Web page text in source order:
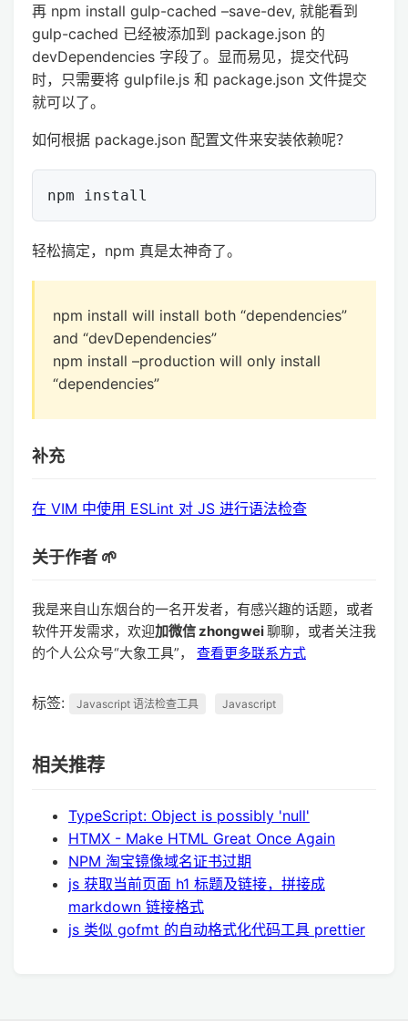
再 npm install gulp-cached –save-dev, 就能看到
gulp-cached 已经被添加到 package.json 的
devDependencies 字段了。显而易见，提交代码
时，只需要将 gulpfile.js 和 package.json 文件提交
就可以了。
如何根据 package.json 配置文件来安装依赖呢？
轻松搞定，npm 真是太神奇了。
npm install will install both “dependencies”
and “devDependencies”
npm install –production will only install
“dependencies”
补充
在 VIM 中使用 ESLint 对 JS 进行语法检查
关于作者 🌱
我是来自山东烟台的一名开发者，有感兴趣的话题，或者
软件开发需求，欢迎加微信 zhongwei聊聊，或者关注我
的个人公众号“大象工具”， 查看更多联系方式
标签: Javascript 语法检查工具 Javascript
相关推荐
TypeScript: Object is possibly 'null'
HTMX - Make HTML Great Once Again
NPM 淘宝镜像域名证书过期
js 获取当前页面 h1 标题及链接，拼接成
markdown 链接格式
js 类似 gofmt 的自动格式化代码工具 prettier